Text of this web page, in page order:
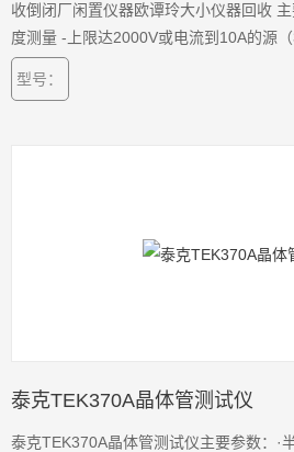
收倒闭厂闲置仪器欧谭玲大小仪器回收
度测量 -上限达2000V或电流到10A的源
3000V（371A） -上限到220W（370A）
-1nA的测量分辨率
型号：
泰克TEK370A晶体管测试仪
泰克TEK370A晶体管测试仪主要参数：·